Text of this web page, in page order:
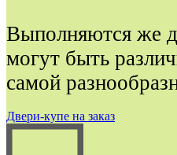
Выполняются же
могут быть
самой
Двери-купе на заказ